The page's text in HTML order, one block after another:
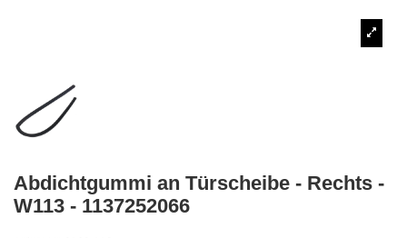
Abdichtgummi an Türscheibe - Rechts -
W113 - 1137252066